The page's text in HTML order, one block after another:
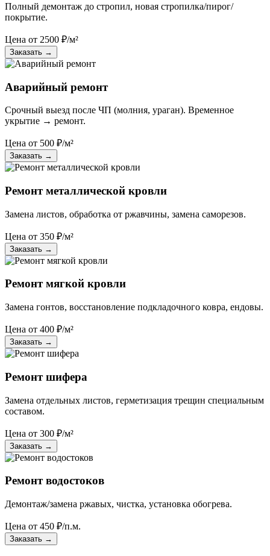
Полный демонтаж до стропил, новая стропилка/пирог/
покрытие.
Цена от 2500 ₽/м²
Заказать →
Аварийный ремонт
Срочный выезд после ЧП (молния, ураган). Временное
укрытие → ремонт.
Цена от 500 ₽/м²
Заказать →
Ремонт металлической кровли
Замена листов, обработка от ржавчины, замена саморезов.
Цена от 350 ₽/м²
Заказать →
Ремонт мягкой кровли
Замена гонтов, восстановление подкладочного ковра, ендовы.
Цена от 400 ₽/м²
Заказать →
Ремонт шифера
Замена отдельных листов, герметизация трещин специальным
составом.
Цена от 300 ₽/м²
Заказать →
Ремонт водостоков
Демонтаж/замена ржавых, чистка, установка обогрева.
Цена от 450 ₽/п.м.
Заказать →